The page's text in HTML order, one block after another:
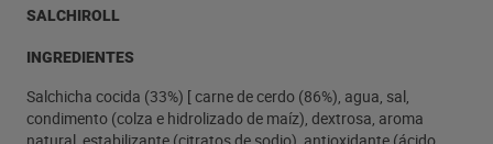
SALCHIROLL
INGREDIENTES
Salchicha cocida (33%) [ carne de cerdo (86%), agua, sal,
condimento (colza e hidrolizado de maíz), dextrosa, aroma